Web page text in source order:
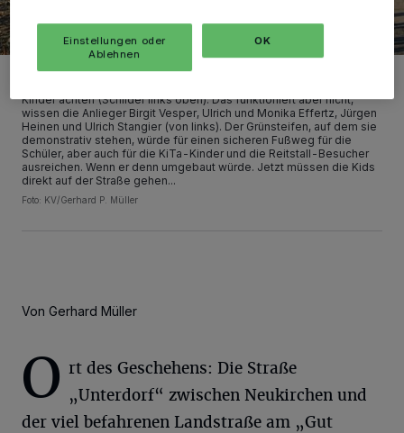
Da, wo der Bürgersteig aufhört, endet auch die 30er-Zone. Danach
Kinder achten (Schilder links oben). Das funktioniert aber nicht,
wissen die Anlieger Birgit Vesper, Ulrich und Monika Effertz, Jürgen
Heinen und Ulrich Stangier (von links). Der Grünsteifen, auf dem sie
demonstrativ stehen, würde für einen sicheren Fußweg für die
Schüler, aber auch für die KiTa-Kinder und die Reitstall-Besucher
ausreichen. Wenn er denn umgebaut würde. Jetzt müssen die Kids
direkt auf der Straße gehen...
Foto: KV/Gerhard P. Müller
Von Gerhard Müller
O rt des Geschehens: Die Straße
„Unterdorf“ zwischen Neukirchen und
der viel befahrenen Landstraße am „Gut
Einstellungen oder
Ablehnen
OK